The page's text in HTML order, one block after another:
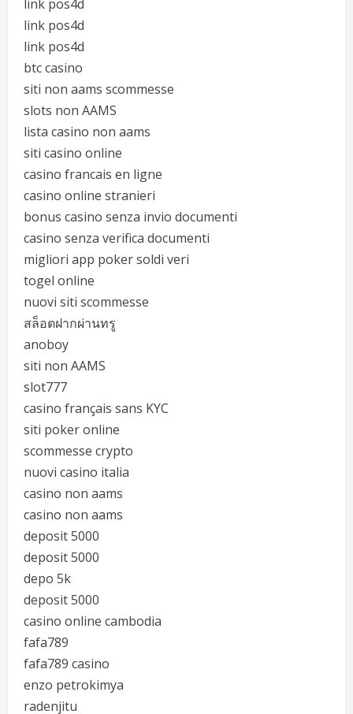
link pos4d
link pos4d
link pos4d
btc casino
siti non aams scommesse
slots non AAMS
lista casino non aams
siti casino online
casino francais en ligne
casino online stranieri
bonus casino senza invio documenti
casino senza verifica documenti
migliori app poker soldi veri
togel online
nuovi siti scommesse
สล็อตฝากผ่านทรู
anoboy
siti non AAMS
slot777
casino français sans KYC
siti poker online
scommesse crypto
nuovi casino italia
casino non aams
casino non aams
deposit 5000
deposit 5000
depo 5k
deposit 5000
casino online cambodia
fafa789
fafa789 casino
enzo petrokimya
radenjitu